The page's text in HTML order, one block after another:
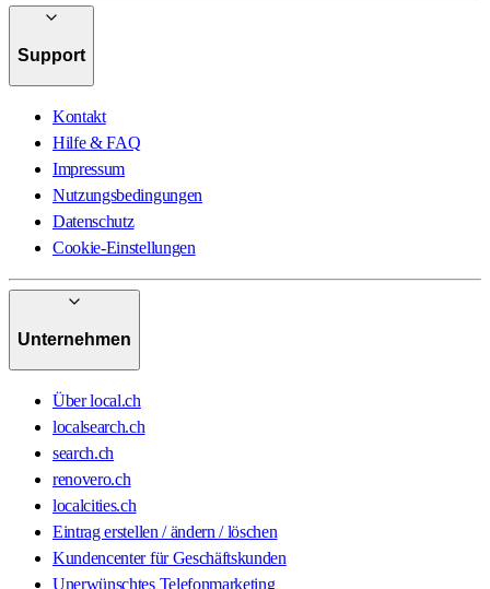
Support
Kontakt
Hilfe & FAQ
Impressum
Nutzungsbedingungen
Datenschutz
Cookie-Einstellungen
Unternehmen
Über local.ch
localsearch.ch
search.ch
renovero.ch
localcities.ch
Eintrag erstellen / ändern / löschen
Kundencenter für Geschäftskunden
Unerwünschtes Telefonmarketing